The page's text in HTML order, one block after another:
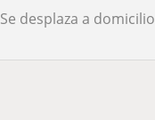
Se desplaza a domicilio